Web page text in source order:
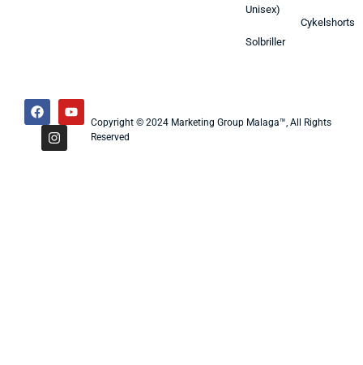
Unisex)
Solbriller
Cykelshorts
Copyright © 2024 Marketing Group Malaga™, All Rights
Reserved